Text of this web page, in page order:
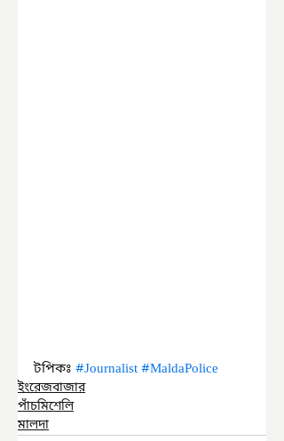
টপিকঃ #Journalist #MaldaPolice
ইংরেজবাজার
পাঁচমিশেলি
মালদা